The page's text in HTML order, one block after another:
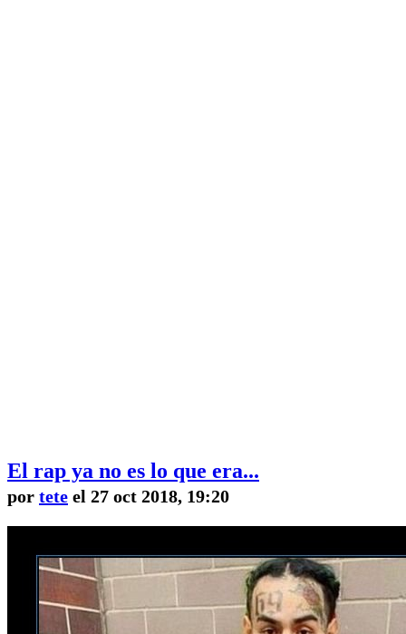
El rap ya no es lo que era...
por tete el 27 oct 2018, 19:20